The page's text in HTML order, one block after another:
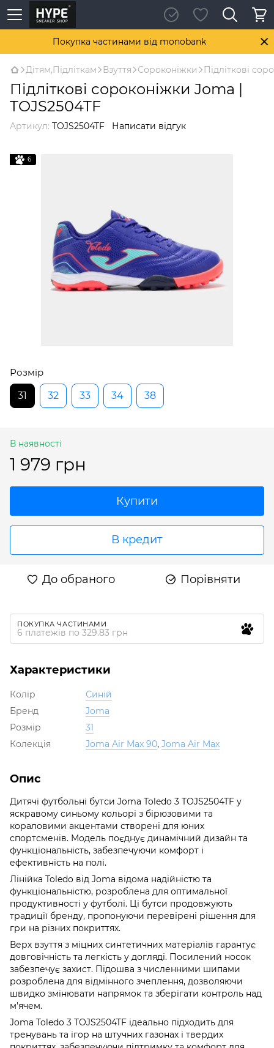
Покупка частинами від monobank
Дітям,Підліткам Взуття Сороконіжки Підліткові
Підліткові сороконіжки Joma |
TOJS2504TF
Артикул: TOJS2504TF Написати відгук
6
Розмір
31
32 33 34 38
В наявності
1 979 грн
Купити
В кредит
До обраного Порівняти
ПОКУПКА ЧАСТИНАМИ
6 платежів по 329.83 грн
Характеристики
Колір
Синій
Бренд
Joma
Розмір
31
Колекція
Joma Air Max 90, Joma Air Max
Опис
Дитячі футбольні бутси Joma Toledo 3 TOJS2504TF у
яскравому синьому кольорі з бірюзовими та
кораловими акцентами створені для юних
спортсменів. Модель поєднує динамічний дизайн та
функціональність, забезпечуючи комфорт і
ефективність на полі.
Лінійка Toledo від Joma відома надійністю та
функціональністю, розроблена для оптимальної
продуктивності у футболі. Ці бутси продовжують
традиції бренду, пропонуючи перевірені рішення для
гри на різних покриттях.
Верх взуття з міцних синтетичних матеріалів гарантує
довговічність та легкість у догляді. Посилений носок
забезпечує захист. Підошва з численними шипами
розроблена для відмінного зчеплення, дозволяючи
швидко змінювати напрямок та зберігати контроль над
м'ячем.
Joma Toledo 3 TOJS2504TF ідеально підходить для
тренувань та ігор на штучних газонах і твердих